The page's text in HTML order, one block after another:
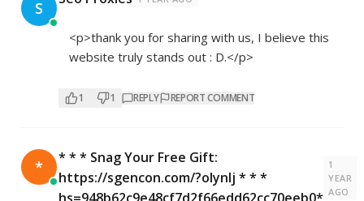
S
<p>thank you for sharing with us, I believe this
website truly stands out : D.</p>
1 1 REPLY REPORT COMMENT
*
* * * Snag Your Free Gift:
https://sgencon.com/?olynlj * * *
1
YEAR
AGO